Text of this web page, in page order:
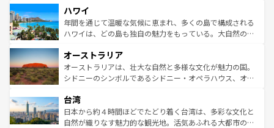
ば市内交通費無料で観光を楽しむこともできる。 なお、新
着のスイス情報はコンテンツ一覧 を参照してほしい。
のような巨大都市は、観光、ショッピング、エンターテイ
ンメントが詰まった刺激的なスポットだ。一方、アメリカ
西部には大自然が広がり、グランドキャニオンやイエロー
部のニューオーリンズでは、音楽と美食が融合した独特の
文化が魅力。旅行者はアメリカの各地域で異なる魅力を楽
しみながら、その多様性と豊かな歴史を感じることができ
ならではの贅沢な旅のスタイルだ。 なお、新着のアメリカ
情報はコンテンツ一覧を参照してほしい。
ハワイ
年間を通じて温暖な気候に恵まれ、多くの島で構成される
ハワイは、どの島も独自の魅力をもっている。大自然の神
ワイ島は見逃せない。また、定番の観光地といえばオアフ
島だが、静かな自然を求めるならマウイ島やカウアイ島が
おすすめ。エメラルドグリーンに輝く海をはじめ、豊かな
れるおもてなしの心で訪れる人々を迎えてくれるハワイの
人々、おいしいローカルフードやハワイアンミュージッ
ク、伝統的なフラダンスなど、すべてがハワイの魅力を彩
オーストラリア
オーストラリアは、壮大な自然と多様な文化が魅力の国。
シドニーのシンボルであるシドニー・オペラハウス、オー
リアリーフや大陸中央部にそびえるウルル（エアーズロッ
ク）、タスマニアの美しい原生林やケアンズの熱帯雨林な
ど、見どころがたくさん。また、カフェやワイン、オージ
台湾
日本から約４時間ほどでたどり着く台湾は、多彩な文化と
自然が織りなす魅力的な観光地。活気あふれる大都市の台